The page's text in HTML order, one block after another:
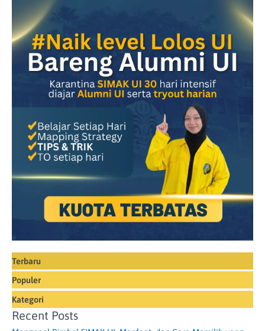
Terbaru
Populer
Kategori
Recent Posts